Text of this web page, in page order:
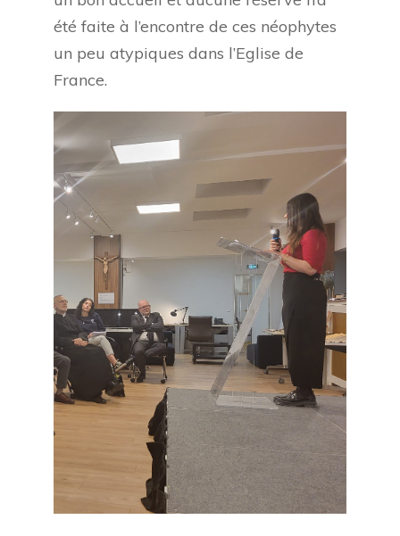
été faite à l’encontre de ces néophytes
un peu atypiques dans l’Eglise de
France.